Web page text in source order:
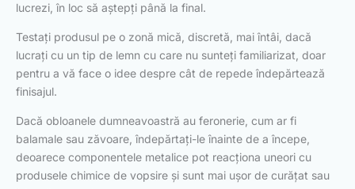
lucrezi, în loc să aștepți până la final.
Testați produsul pe o zonă mică, discretă, mai întâi, dacă
lucrați cu un tip de lemn cu care nu sunteți familiarizat, doar
pentru a vă face o idee despre cât de repede îndepărtează
finisajul.
Dacă obloanele dumneavoastră au feronerie, cum ar fi
balamale sau zăvoare, îndepărtați-le înainte de a începe,
deoarece componentele metalice pot reacționa uneori cu
produsele chimice de vopsire și sunt mai ușor de curățat sau